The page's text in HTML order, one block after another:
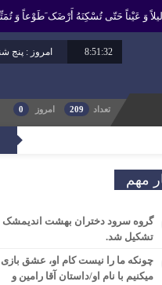
وَ عَیْناً حَتّى تُسْکِنَهُ أَرْضَک َطَوْعاً وَ
8:51:33 امروز : پنج شنبه - ۱۵
برابر با : Thursday - 6 August - 2026
تعداد 209 امروز 0
راه عدالت را بپیماید.
مهم
گروه سرود دختران بهشت اندیمشک
تشکیل شد.
چونکه ما را نیست کام او، عشق بازی
میکنیم با نام او/داستان آقا رامین و